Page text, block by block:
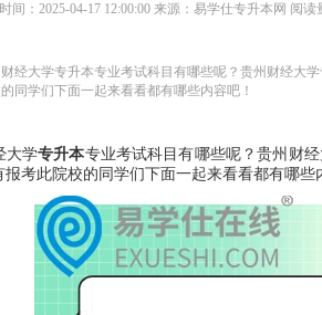
间：2025-04-17 12:00:00 来源：易学仕专升本网 阅读
经大学专升本专业考试科目有哪些呢？贵州财经大
同学们下面一起来看看都有哪些内容吧！
学专升本专业考试科目有哪些呢？贵州财
报考此院校的同学们下面一起来看看都有哪些